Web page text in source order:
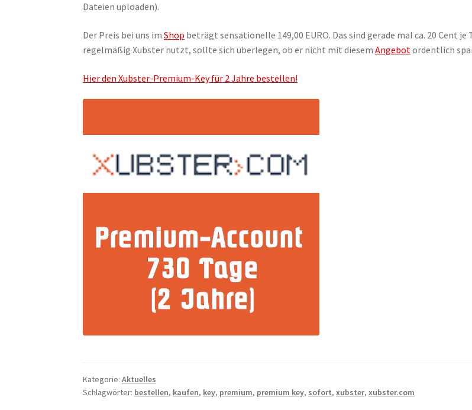
Dateien uploaden).
Der Preis bei uns imShop beträgt sensationelle 149,00 EURO. Das sind gerade mal ca. 20 Cent je
regelmäßig Xubster nutzt, sollte sich überlegen, ob er nicht mit diesemAngebot ordentlich
Hier den Xubster-Premium-Key für 2 Jahre bestellen!
Kategorie:Aktuelles
Schlagwörter: bestellen, kaufen, key, premium, premium key, sofort,xubster,xubster.com